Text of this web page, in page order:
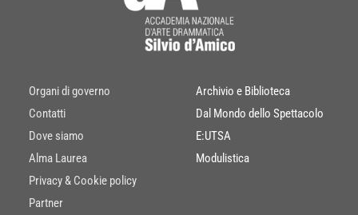
Organi di governo
Contatti
Dove siamo
Alma Laurea
Privacy & Cookie policy
Partner
Archivio e Biblioteca
Dal Mondo dello Spettacolo
E:UTSA
Modulistica